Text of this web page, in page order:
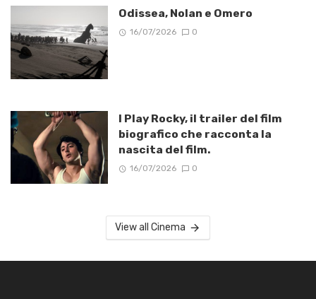
Odissea, Nolan e Omero
16/07/2026 0
I Play Rocky, il trailer del film
biografico che racconta la
nascita del film.
16/07/2026 0
View all Cinema